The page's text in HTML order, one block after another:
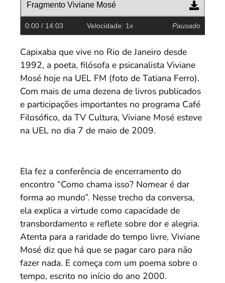
Fragmento Viviane Mosé
0:00 / 14:03 Velocidade: 1x Pausado
Capixaba que vive no Rio de Janeiro desde
1992, a poeta, filósofa e psicanalista Viviane
Mosé hoje na UEL FM (foto de Tatiana Ferro).
Com mais de uma dezena de livros publicados
e participações importantes no programa Café
Filosófico, da TV Cultura, Viviane Mosé esteve
na UEL no dia 7 de maio de 2009.
Ela fez a conferência de encerramento do
encontro “Como chama isso? Nomear é dar
forma ao mundo”. Nesse trecho da conversa,
ela explica a virtude como capacidade de
transbordamento e reflete sobre dor e alegria.
Atenta para a raridade do tempo livre, Viviane
Mosé diz que há que se pagar caro para não
fazer nada. E começa com um poema sobre o
tempo, escrito no início do ano 2000.